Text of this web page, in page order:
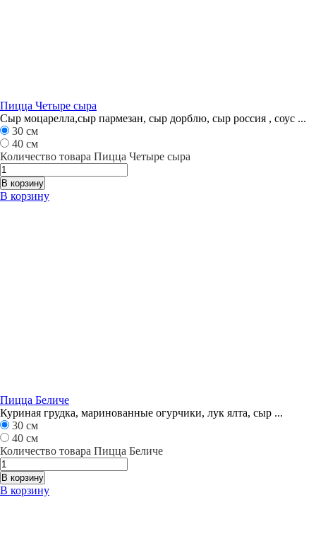
Пицца Четыре сыра
Сыр моцарелла,сыр пармезан, сыр дорблю, сыр россия , соус ...
30 см
40 см
Количество товара Пицца Четыре сыра
В корзину
В корзину
Пицца Беличе
Куриная грудка, маринованные огурчики, лук ялта, сыр ...
30 см
40 см
Количество товара Пицца Беличе
В корзину
В корзину